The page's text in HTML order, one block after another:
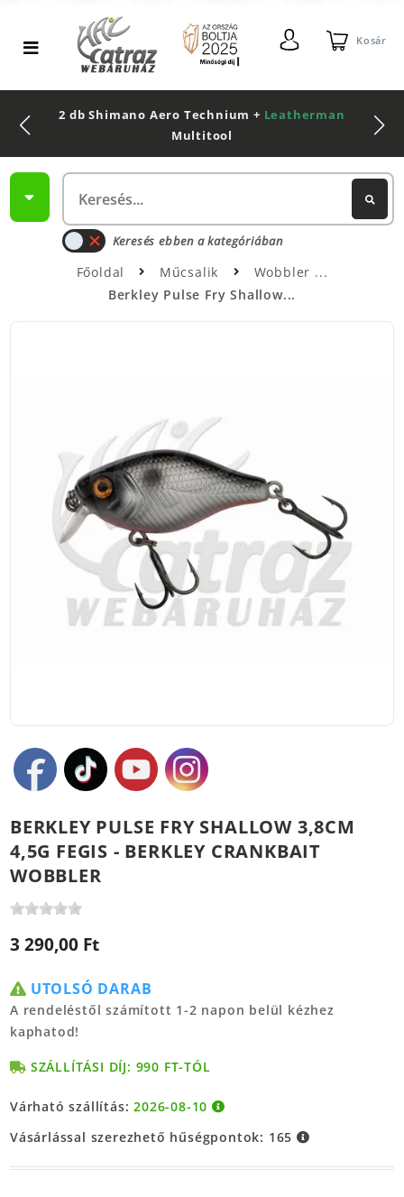
Kosár
2 db Shimano Aero Technium + Leatherman
Multitool
Keresés ebben a kategóriában
Főoldal Műcsalik
Wobbler
Berkley Pulse Fry Shallow...
BERKLEY PULSE FRY SHALLOW 3,8CM
4,5G FEGIS - BERKLEY CRANKBAIT
WOBBLER
3 290,00 Ft
UTOLSÓ DARAB
A rendeléstől számított 1-2 napon belül kézhez
kaphatod!
SZÁLLÍTÁSI DÍJ: 990 FT-TÓL
Várható szállítás:2026-08-10
Vásárlással szerezhető hűségpontok: 165